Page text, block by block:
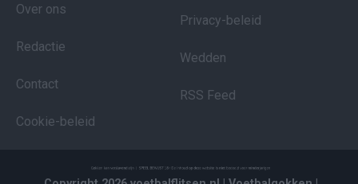
Over ons
Redactie
Contact
Cookie-beleid
Privacy-beleid
Wedden
RSS Feed